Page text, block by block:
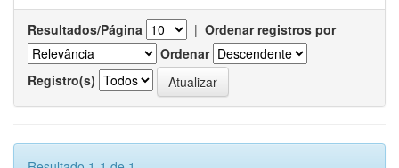
Resultados/Página | Ordenar registros por
Ordenar
Registro(s)